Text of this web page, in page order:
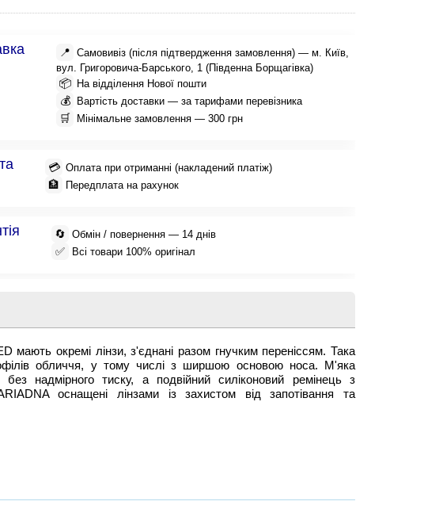
📍 Самовивіз (після підтвердження замовлення) — м. Київ,
вул. Григоровича-Барського, 1 (Південна Борщагівка)
📦 На відділення Нової пошти
💰 Вартість доставки — за тарифами перевізника
🛒 Мінімальне замовлення — 300 грн
💳 Оплата при отриманні (накладений платіж)
🏦 Передплата на рахунок
🔄 Обмін / повернення — 14 днів
✅ Всі товари 100% оригінал
окремі лінзи, з'єднані разом гнучким переніссям. Така
обличчя, у тому числі з ширшою основою носа. М'яка
надмірного тиску, а подвійний силіконовий ремінець з
оснащені лінзами із захистом від запотівання та